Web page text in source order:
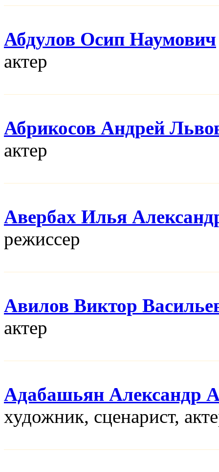
Абдулов Осип Наумович
актер
Абрикосов Андрей
актер
Авербах Илья
режисcер
Авилов Виктор
актер
Адабашьян Александр
художник, сценарист,